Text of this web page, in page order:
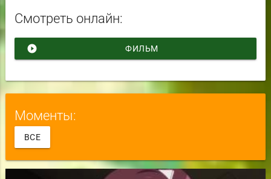
Смотреть онлайн:
play_circle_filled ФИЛЬМ
Моменты:
ВСЕ